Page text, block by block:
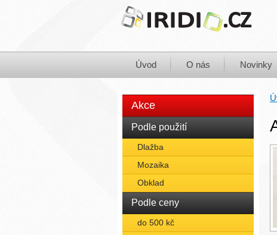
Úvod O nás Novinky
Akce
Podle použití
Dlažba
Mozaika
Obklad
Podle ceny
do 500 kč